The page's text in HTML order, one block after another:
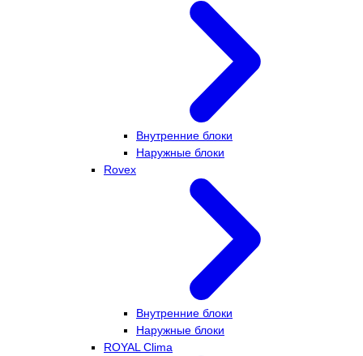
Внутренние блоки
Наружные блоки
Rovex
Внутренние блоки
Наружные блоки
ROYAL Clima